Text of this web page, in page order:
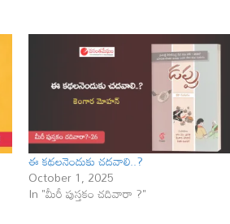
ఈ కథలనెందుకు చదవాలి..?
October 1, 2025
In "మీరీ పుస్తకం చదివారా ?"